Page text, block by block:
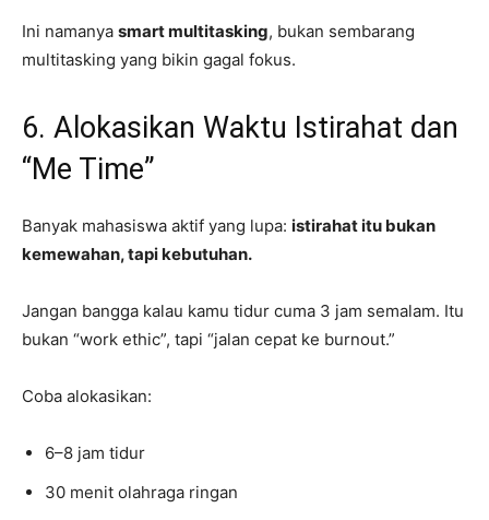
Ini namanya smart multitasking, bukan sembarang
multitasking yang bikin gagal fokus.
6. Alokasikan Waktu Istirahat dan
“Me Time”
Banyak mahasiswa aktif yang lupa: istirahat itu bukan
kemewahan, tapi kebutuhan.
Jangan bangga kalau kamu tidur cuma 3 jam semalam. Itu
bukan “work ethic”, tapi “jalan cepat ke burnout.”
Coba alokasikan:
6–8 jam tidur
30 menit olahraga ringan